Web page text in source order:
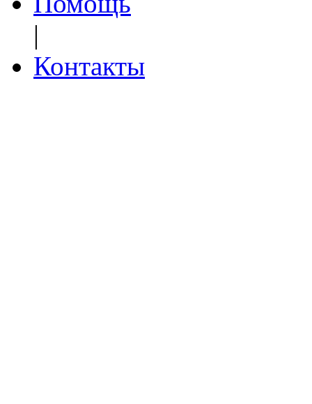
|
Контакты